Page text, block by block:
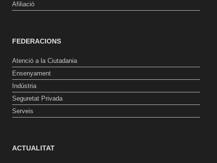
Afiliació
FEDERACIONS
Atenció a la Ciutadania
Ensenyament
Indústria
Seguretat Privada
Serveis
ACTUALITAT